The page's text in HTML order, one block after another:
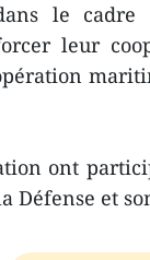
le cadre
leur
ont
et